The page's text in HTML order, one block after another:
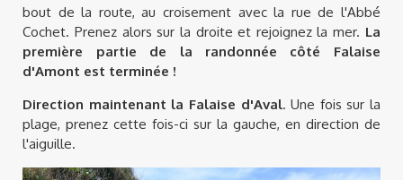
bout de la route, au croisement avec la rue de l'Abbé
Cochet. Prenez alors sur la droite et rejoignez la mer. La
première partie de la randonnée côté Falaise
d'Amont est terminée !
Direction maintenant la Falaise d'Aval. Une fois sur la
plage, prenez cette fois-ci sur la gauche, en direction de
l'aiguille.